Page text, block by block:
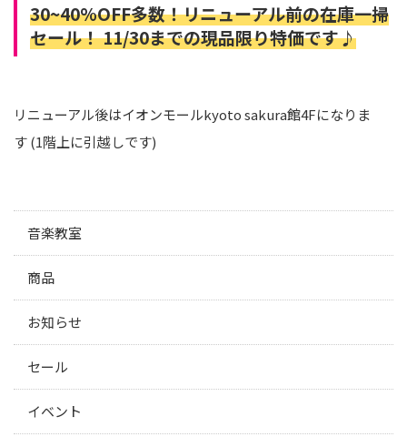
30~40%OFF多数！リニューアル前の在庫一掃
セール！11/30までの現品限り特価です♪
リニューアル後はイオンモールkyoto sakura館4Fになりま
す(1階上に引越しです)
音楽教室
商品
お知らせ
セール
イベント